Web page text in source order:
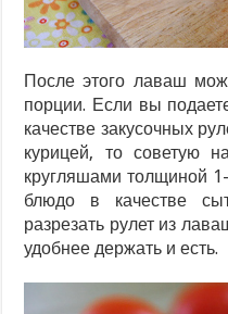
После этого лаваш
порции. Если вы
качестве закусочных
курицей, то советую
кругляшами толщиной
блюдо в качестве
разрезать рулет из
удобнее держать и есть.